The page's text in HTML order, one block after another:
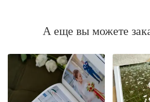
А еще вы можете